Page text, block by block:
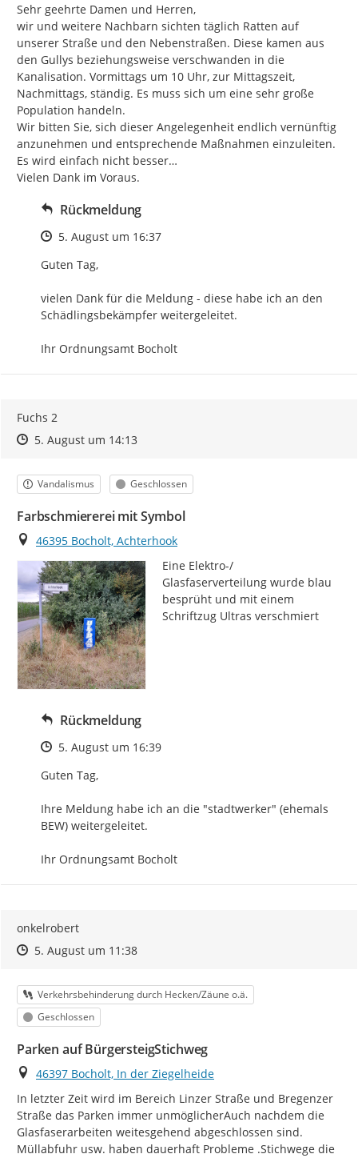
Sehr geehrte Damen und Herren,
wir und weitere Nachbarn sichten täglich Ratten auf
unserer Straße und den Nebenstraßen. Diese kamen aus
den Gullys beziehungsweise verschwanden in die
Kanalisation. Vormittags um 10 Uhr, zur Mittagszeit,
Nachmittags, ständig. Es muss sich um eine sehr große
Population handeln.
Wir bitten Sie, sich dieser Angelegenheit endlich vernünftig
anzunehmen und entsprechende Maßnahmen einzuleiten.
Es wird einfach nicht besser…
Vielen Dank im Voraus.
Rückmeldung
Zeitpunkt des Erstellens
5. August um 16:37
Guten Tag,
vielen Dank für die Meldung - diese habe ich an den
Schädlingsbekämpfer weitergeleitet.
Ihr Ordnungsamt Bocholt
Fuchs 2
Zeitpunkt des Erstellens
Zeitpunkt des Erstellens
5. August um 14:13Zur Äußerung
Kategorie
Vandalismus Status
Geschlossen
Farbschmiererei mit Symbol
Ort
46395 Bocholt, Achterhook
Eine Elektro-/
Glasfaserverteilung wurde blau
besprüht und mit einem
Schriftzug Ultras verschmiert
Rückmeldung
Zeitpunkt des Erstellens
5. August um 16:39
Guten Tag,
Ihre Meldung habe ich an die "stadtwerker" (ehemals
BEW) weitergeleitet.
Ihr Ordnungsamt Bocholt
onkelrobert
Zeitpunkt des Erstellens
Zeitpunkt des Erstellens
5. August um 11:38Zur Äußerung
Kategorie
Verkehrsbehinderung durch Hecken/Zäune o.ä.
Status
Geschlossen
Parken auf BürgersteigStichweg
Ort
46397 Bocholt, In der Ziegelheide
In letzter Zeit wird im Bereich Linzer Straße und Bregenzer
Straße das Parken immer unmöglicherAuch nachdem die
Glasfaserarbeiten weitesgehend abgeschlossen sind.
Müllabfuhr usw. haben dauerhaft Probleme .Stichwege die